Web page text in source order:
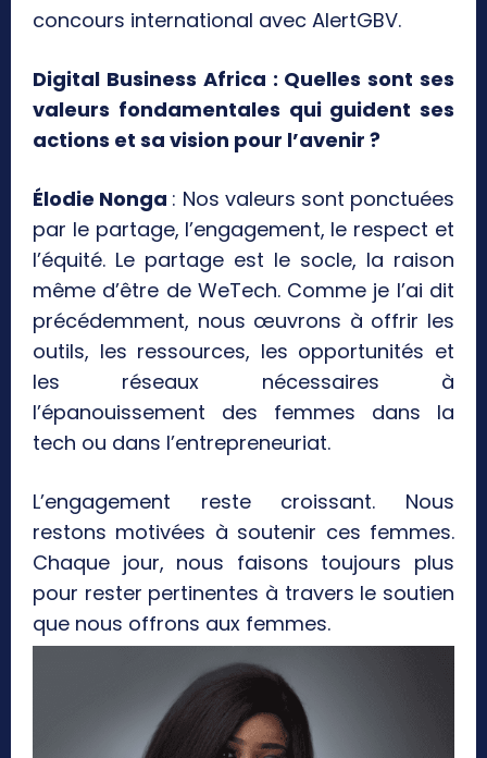
concours international avec AlertGBV.
Digital Business Africa : Quelles sont ses
valeurs fondamentales qui guident ses
actions et sa vision pour l’avenir ?
Élodie Nonga : Nos valeurs sont ponctuées
par le partage, l’engagement, le respect et
l’équité. Le partage est le socle, la raison
même d’être de WeTech. Comme je l’ai dit
précédemment, nous œuvrons à offrir les
outils, les ressources, les opportunités et
les réseaux nécessaires à
l’épanouissement des femmes dans la
tech ou dans l’entrepreneuriat.
L’engagement reste croissant. Nous
restons motivées à soutenir ces femmes.
Chaque jour, nous faisons toujours plus
pour rester pertinentes à travers le soutien
que nous offrons aux femmes.